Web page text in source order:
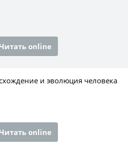
Читать online
и эволюция человека
Читать online